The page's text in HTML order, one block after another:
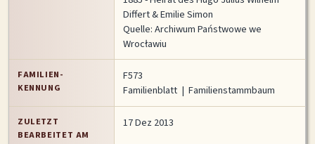
Differt & Emilie Simon
Quelle:Archiwum Państwowe we
Wrocławiu
FAMILIEN-
KENNUNG
F573
Familienblatt | Familienstammbaum
ZULETZT
BEARBEITET AM
17 Dez 2013